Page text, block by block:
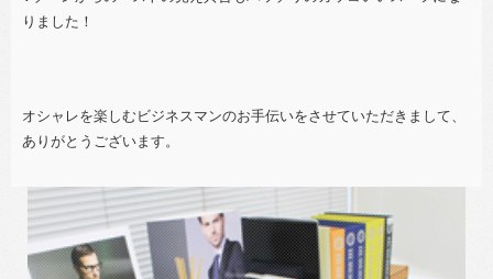
りました！
オシャレを楽しむビジネスマンのお手伝いをさせていただきまして、
ありがとうございます。